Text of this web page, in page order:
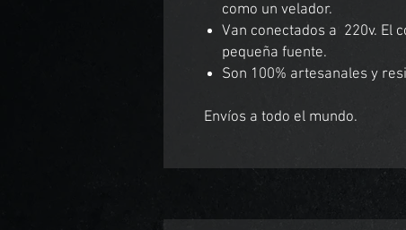
como un velador.
Van conectados a 220v. El
pequeña fuente.
Son 100% artesanales y
Envíos a todo el mundo.